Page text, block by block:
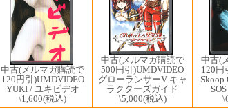
中古(メルマガ購読で
120円引)UMDVIDEO
YUKI / ユキビデオ
\1,600(税込)
中古(メルマガ購読で
500円引)UMDVIDEO
グローランサーV キャ
ラクターズガイド
\5,000(税込)
中古(
120円
Skoop